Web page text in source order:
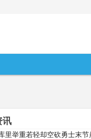
讯
里举重若轻却空砍勇士末节